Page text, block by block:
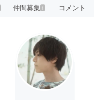
仲間募集 1 コメント